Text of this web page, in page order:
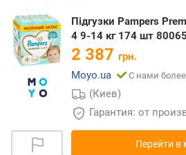
Підгузки Pampers
4 9-14 кг 174 шт
2 387 грн.
Moyo.ua
С нами
(Киев)
Гарантия: от
Перейти в